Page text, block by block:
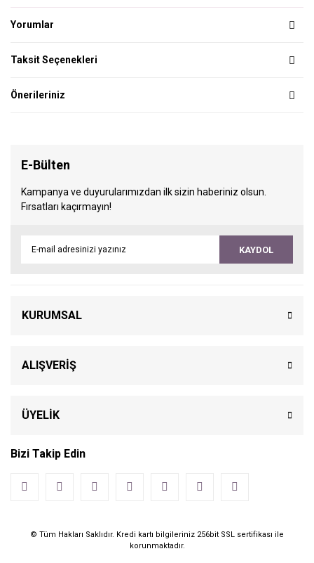
Yorumlar
Taksit Seçenekleri
Önerileriniz
E-Bülten
Kampanya ve duyurularımızdan ilk sizin haberiniz olsun.
Fırsatları kaçırmayın!
KAYDOL
KURUMSAL
ALIŞVERİŞ
ÜYELİK
Bizi Takip Edin
© Tüm Hakları Saklıdır. Kredi kartı bilgileriniz 256bit SSL sertifikası ile
korunmaktadır.